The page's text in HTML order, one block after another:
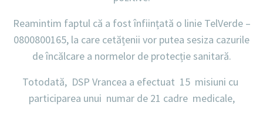
Reamintim faptul că a fost înființată o linie TelVerde –
0800800165, la care cetățenii vor putea sesiza cazurile
de încălcare a normelor de protecție sanitară.
Totodată, DSP Vrancea a efectuat 15 misiuni cu
participarea unui numar de 21 cadre medicale,